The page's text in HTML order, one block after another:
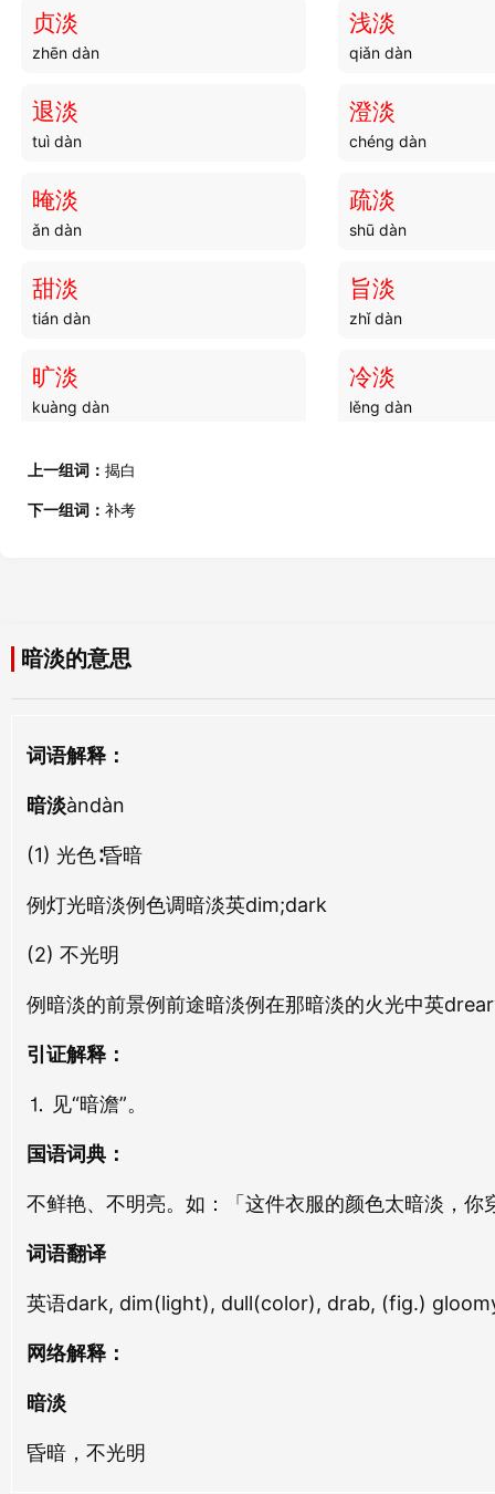
暗世 暗同
暗春 暗火
暗滩 暗战
暗道 暗魄
暗转 暗订
暗谬
暗泣
àn qì
暗语
àn yǔ
暗水
暗静
àn jìng
àn chóng
暗访
àn fǎng
暗损
暗事 暗探
暗檄
贞淡
zhēn dàn
浅淡
qiǎn dàn
退淡
tuì dàn
澄淡
chéng dàn
晻淡
ǎn dàn
疏淡
shū dàn
甜淡
tián dàn
旨淡
zhǐ dàn
旷淡
kuàng dàn
冷淡
lěng dàn
扯淡
口淡
kǒu dàn
gān dàn
肃淡
sù dàn
守淡
古淡 寡淡
上一组词： 揭白
下一组词： 补考
暗淡的意思
词语解释：
暗淡àndàn
(1) 光色∶昏暗
例灯光暗淡例色调暗淡英dim;dark
(2) 不光明
例暗淡的前景例前途暗淡例在那暗淡的火光中英
引证解释：
⒈ 见“暗澹”。
国语词典：
不鲜艳、不明亮。如：「这件衣服的颜色太暗淡，你
词语翻译
英语dark, dim(light)​, dull(color)​, drab, (fig.)​
网络解释：
暗淡
昏暗，不光明